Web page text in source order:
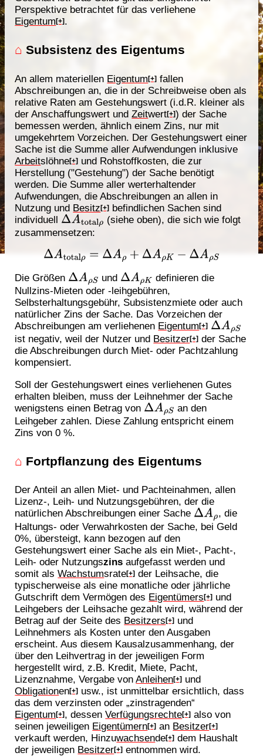
Perspektive betrachtet für das verliehene
Eigentum[+] .
⌂ Subsistenz des Eigentums
An allem materiellen Eigentum[+] fallen
Abschreibungen an, die in der Schreibweise oben als
relative Raten am Gestehungswert (i.d.R. kleiner als
der Anschaffungswert undZeitwert[+]) der Sache
bemessen werden, ähnlich einem Zins, nur mit
umgekehrtem Vorzeichen. Der Gestehungswert einer
Sache ist die Summe aller Aufwendungen inklusive
Arbeitslöhne[+] und Rohstoffkosten, die zur
Herstellung ("Gestehung") der Sache benötigt
werden. Die Summe aller werterhaltender
Aufwendungen, die Abschreibungen an allen in
Nutzung und Besitz[+] befindlichen Sachen sind
individuell ΔAtotalρ
(siehe oben), die sich wie folgt
zusammensetzen:
ΔAtotal ρ=ΔAρ+ΔAρK−Δ Aρ S
Die Größen ΔAρS und ΔAρK
definieren die
Nullzins-Mieten oder -leihgebühren,
Selbsterhaltungsgebühr, Subsistenzmiete oder auch
natürlicher Zins der Sache. Das Vorzeichen der
Abschreibungen am verliehenen Eigentum[+] ΔAρS
ist negativ, weil der Nutzer und Besitzer[+] der Sache
die Abschreibungen durch Miet- oder Pachtzahlung
kompensiert.
Soll der Gestehungswert eines verliehenen Gutes
erhalten bleiben, muss der Leihnehmer der Sache
wenigstens einen Betrag von ΔAρS
an den
Leihgeber zahlen. Diese Zahlung entspricht einem
Zins von 0 %.
⌂ Fortpflanzung des Eigentums
Der Anteil an allen Miet- und Pachteinahmen, allen
Lizenz-, Leih- und Nutzungsgebühren, der die
natürlichen Abschreibungen einer Sache ΔAρ , die
Haltungs- oder Verwahrkosten der Sache, bei Geld
0%, übersteigt, kann bezogen auf den
Gestehungswert einer Sache als ein Miet-, Pacht-,
Leih- oder Nutzungszins aufgefasst werden und
somit alsWachstumsrate[+] der Leihsache, die
typischerweise als eine monatliche oder jährliche
Gutschrift dem Vermögen des Eigentümers[+] und
Leihgebers der Leihsache gezahlt wird, während der
Betrag auf der Seite des Besitzers[+] und
Leihnehmers als Kosten unter den Ausgaben
erscheint. Aus diesem Kausalzusammenhang, der
über den Leihvertrag in der jeweiligen Form
hergestellt wird, z.B. Kredit, Miete, Pacht,
Lizenznahme, Vergabe vonAnleihen[+] und
Obligationen[+] usw., ist unmittelbar ersichtlich, dass
das dem verzinsten oder „zinstragenden“
Eigentum[+], dessenVerfügungsrechte[+] also von
seinen jeweiligen Eigentümern[+] an Besitzer[+]
verkauft werden, Hinzuwachsende[+] dem Haushalt
der jeweiligen Besitzer[+] entnommen wird.